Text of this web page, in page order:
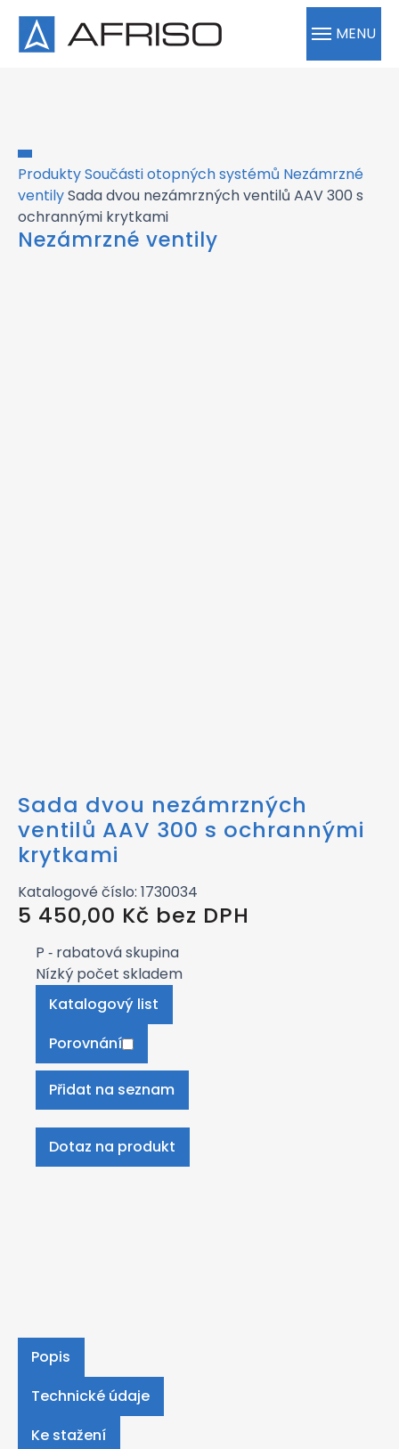
MENU
ProduktySoučásti otopných systémů Nezámrzné
ventilySada dvou nezámrzných ventilů AAV 300 s
ochrannými krytkami
Nezámrzné ventily
Sada dvou nezámrzných
ventilů AAV 300 s ochrannými
krytkami
Katalogové číslo: 1730034
5 450,00 Kč bez DPH
P ‑ rabatová skupina
Nízký počet skladem
Katalogový list
Porovnání
Přidat na seznam
Dotaz na produkt
Popis
Technické údaje
Ke stažení